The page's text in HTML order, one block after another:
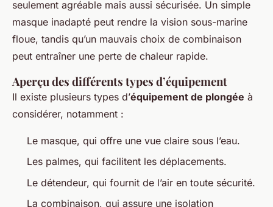
seulement agréable mais aussi sécurisée. Un simple
masque inadapté peut rendre la vision sous-marine
floue, tandis qu’un mauvais choix de combinaison
peut entraîner une perte de chaleur rapide.
Aperçu des différents types d’équipement
Il existe plusieurs types d’équipement de plongée à
considérer, notamment :
Le masque, qui offre une vue claire sous l’eau.
Les palmes, qui facilitent les déplacements.
Le détendeur, qui fournit de l’air en toute sécurité.
La combinaison, qui assure une isolation